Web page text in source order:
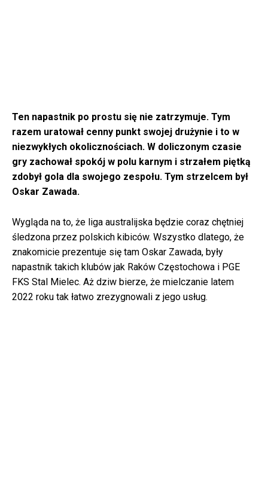
Ten napastnik po prostu się nie zatrzymuje. Tym
razem uratował cenny punkt swojej drużynie i to w
niezwykłych okolicznościach. W doliczonym czasie
gry zachował spokój w polu karnym i strzałem piętką
zdobył gola dla swojego zespołu. Tym strzelcem był
Oskar Zawada.
Wygląda na to, że liga australijska będzie coraz chętniej
śledzona przez polskich kibiców. Wszystko dlatego, że
znakomicie prezentuje się tam Oskar Zawada, były
napastnik takich klubów jak Raków Częstochowa i PGE
FKS Stal Mielec. Aż dziw bierze, że mielczanie latem
2022 roku tak łatwo zrezygnowali z jego usług.